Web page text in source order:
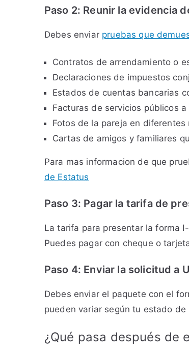
Paso 2: Reunir la evidencia
Debes enviar pruebas que
Contratos de arrendamiento o
Declaraciones de impuestos
Estados de cuentas bancarias
Facturas de servicios públicos
Fotos de la pareja en diferentes
Cartas de amigos y familiares
Para mas informacion de que
de Estatus
Paso 3: Pagar la tarifa de
La tarifa para presentar la forma
Puedes pagar con cheque o
Paso 4: Enviar la solicitud a
Debes enviar el paquete con el
pueden variar según tu estado
¿Qué pasa después de